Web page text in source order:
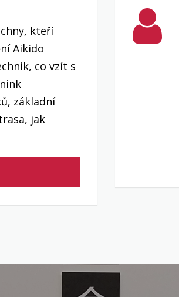
kteří
Aikido
co vzít s
základní
jak